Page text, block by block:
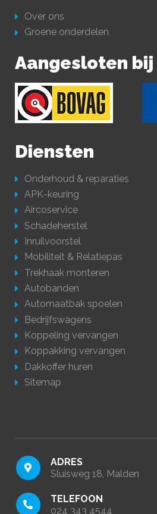
Over ons
Groene onderdelen
Aangesloten bij
Diensten
Onderhoud & reparaties
APK-keuring
Aircoservice
Schadeherstel
Inruilvoorstel
Mobiliteit & Relatiepas
Trekhaak monteren
Autobanden
Automaatbak spoelen
Bedrijfswagens
Koppeling vervangen
Koppakking vervangen
Dakkoffer huren
Sitemap
ADRES
Sluisweg 18, Malden
TELEFOON
024 343 4544